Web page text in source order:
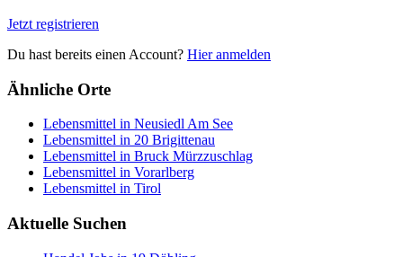
Jetzt registrieren
Du hast bereits einen Account? Hier anmelden
Ähnliche Orte
Lebensmittel in Neusiedl Am See
Lebensmittel in 20 Brigittenau
Lebensmittel in Bruck Mürzzuschlag
Lebensmittel in Vorarlberg
Lebensmittel in Tirol
Aktuelle Suchen